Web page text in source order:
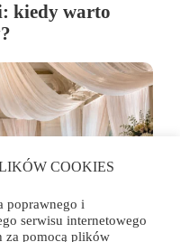
kiedy warto
COOKIES
poprawnego i
serwisu internetowego
za pomocą plików